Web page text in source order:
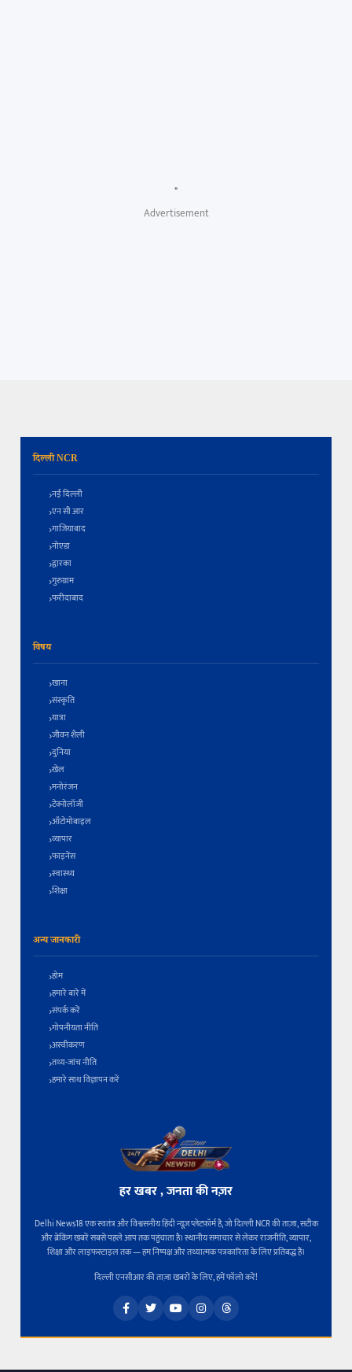
"
Advertisement
दिल्ली NCR
नई दिल्ली
एन सी आर
गाजियाबाद
नोएडा
द्वारका
गुरुग्राम
फरीदाबाद
विषय
खाना
संस्कृति
यात्रा
जीवन शैली
दुनिया
खेल
मनोरंजन
टेक्नोलॉजी
ऑटोमोबाइल
व्यापार
फाइनेंस
स्वास्थ्य
शिक्षा
अन्य जानकारी
होम
हमारे बारे में
संपर्क करें
गोपनीयता नीति
अस्वीकरण
तथ्य-जांच नीति
हमारे साथ विज्ञापन करें
हर खबर , जनता की नज़र
Delhi News18 एक स्वतंत्र और विश्वसनीय हिंदी न्यूज़ प्लेटफ़ॉर्म है, जो दिल्ली NCR की ताज़ा, सटीक
और ब्रेकिंग खबरें सबसे पहले आप तक पहुंचाता है। स्थानीय समाचार से लेकर राजनीति, व्यापार,
शिक्षा और लाइफस्टाइल तक — हम निष्पक्ष और तथ्यात्मक पत्रकारिता के लिए प्रतिबद्ध हैं।
दिल्ली एनसीआर की ताज़ा खबरों के लिए, हमें फॉलो करें!